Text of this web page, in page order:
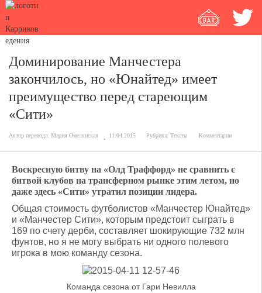
Доминирование Манчестера
закончилось, но «Юнайтед» имеет
преимущество перед стареющим
«Сити»
Автор перевода: Мария Омелянская 11.04.2015 Рубрика: Тексты Комментарии
Воскресную битву на «Олд Траффорд» не сравнить с
битвой клубов на трансферном рынке этим летом, но
даже здесь «Сити» утратил позиции лидера.
Общая стоимость футболистов «Манчестер Юнайтед»
и «Манчестер Сити», которым предстоит сыграть в
169 по счету дерби, составляет шокирующие 732 млн
фунтов, но я не могу выбрать ни одного полевого
игрока в мою команду сезона.
Команда сезона от Гари Невилла